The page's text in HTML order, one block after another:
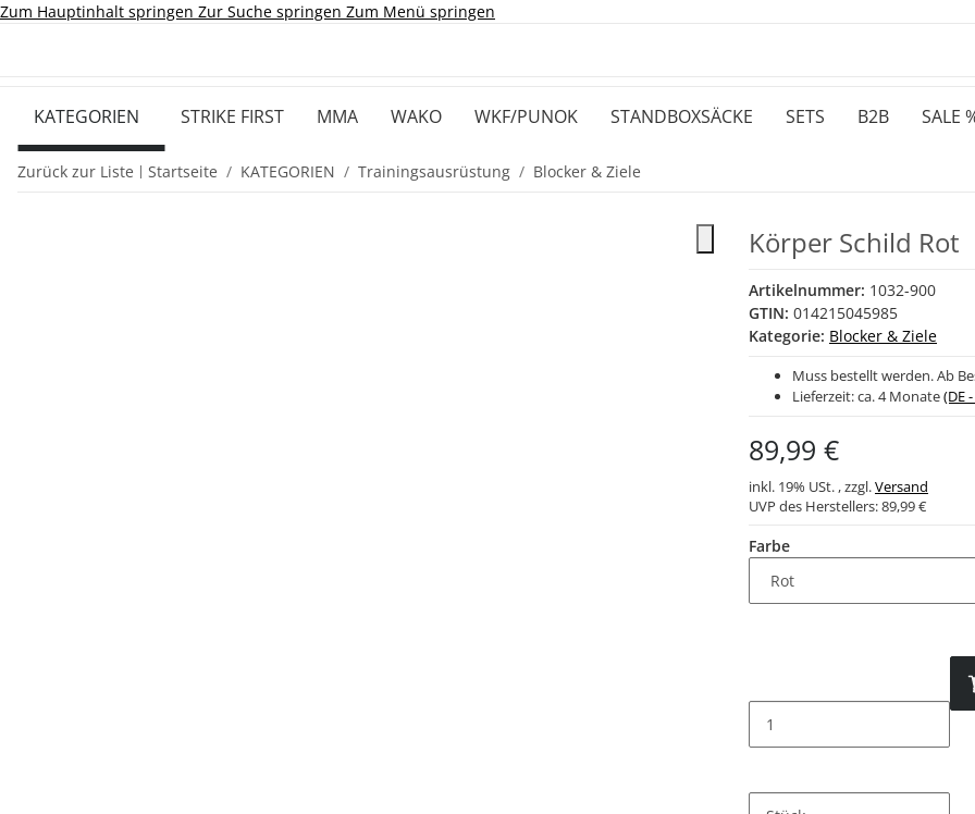
Zum Hauptinhalt springen Zur Suche springen Zum Menü springen
KATEGORIEN STRIKE FIRST MMA WAKO WKF/PUNOK STANDBOXSÄCKE SETS B2B SALE
Zurück zur Liste Startseite KATEGORIEN Trainingsausrüstung Blocker & Ziele
Körper Schild Rot
Artikelnummer: 1032-900
GTIN: 014215045985
Kategorie: Blocker & Ziele
Muss bestellt werden. Ab
Lieferzeit:ca. 4 Monate(DE
89,99 €
inkl. 19% USt. , zzgl.Versand
UVP des Herstellers:89,99 €
Farbe